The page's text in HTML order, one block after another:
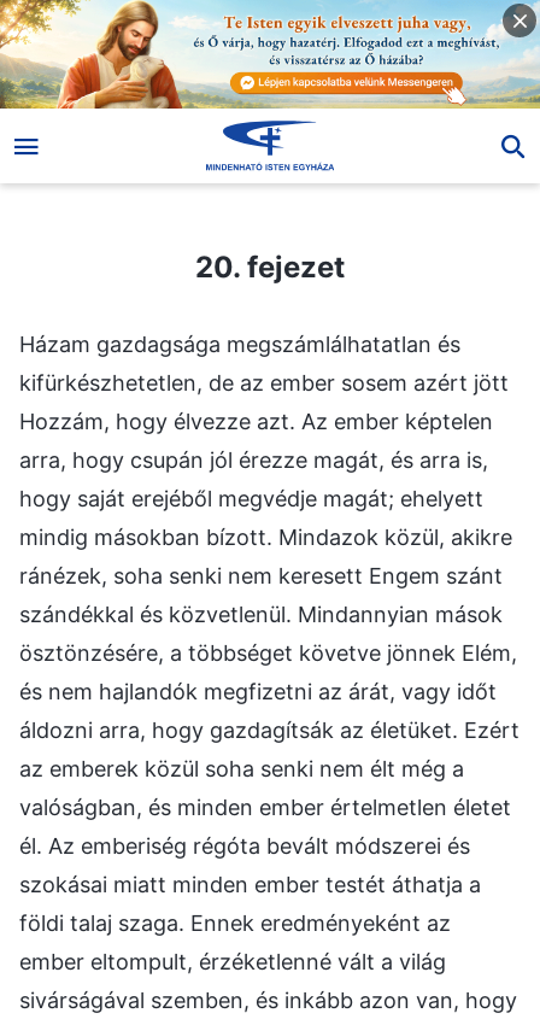
20. fejezet
Házam gazdagsága megszámlálhatatlan és
kifürkészhetetlen, de az ember sosem azért jött
Hozzám, hogy élvezze azt. Az ember képtelen
arra, hogy csupán jól érezze magát, és arra is,
hogy saját erejéből megvédje magát; ehelyett
mindig másokban bízott. Mindazok közül, akikre
ránézek, soha senki nem keresett Engem szánt
szándékkal és közvetlenül. Mindannyian mások
ösztönzésére, a többséget követve jönnek Elém,
és nem hajlandók megfizetni az árát, vagy időt
áldozni arra, hogy gazdagítsák az életüket. Ezért
az emberek közül soha senki nem élt még a
valóságban, és minden ember értelmetlen életet
él. Az emberiség régóta bevált módszerei és
szokásai miatt minden ember testét áthatja a
földi talaj szaga. Ennek eredményeként az
ember eltompult, érzéketlenné vált a világ
sivárságával szemben, és inkább azon van, hogy